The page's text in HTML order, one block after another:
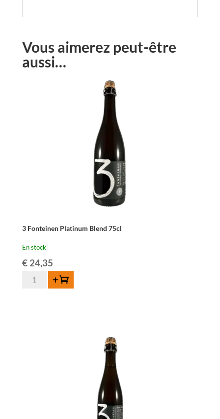
Vous aimerez peut-être
aussi…
3 Fonteinen Platinum Blend 75cl
En stock
€24,35
quantité
Ajouter au panier